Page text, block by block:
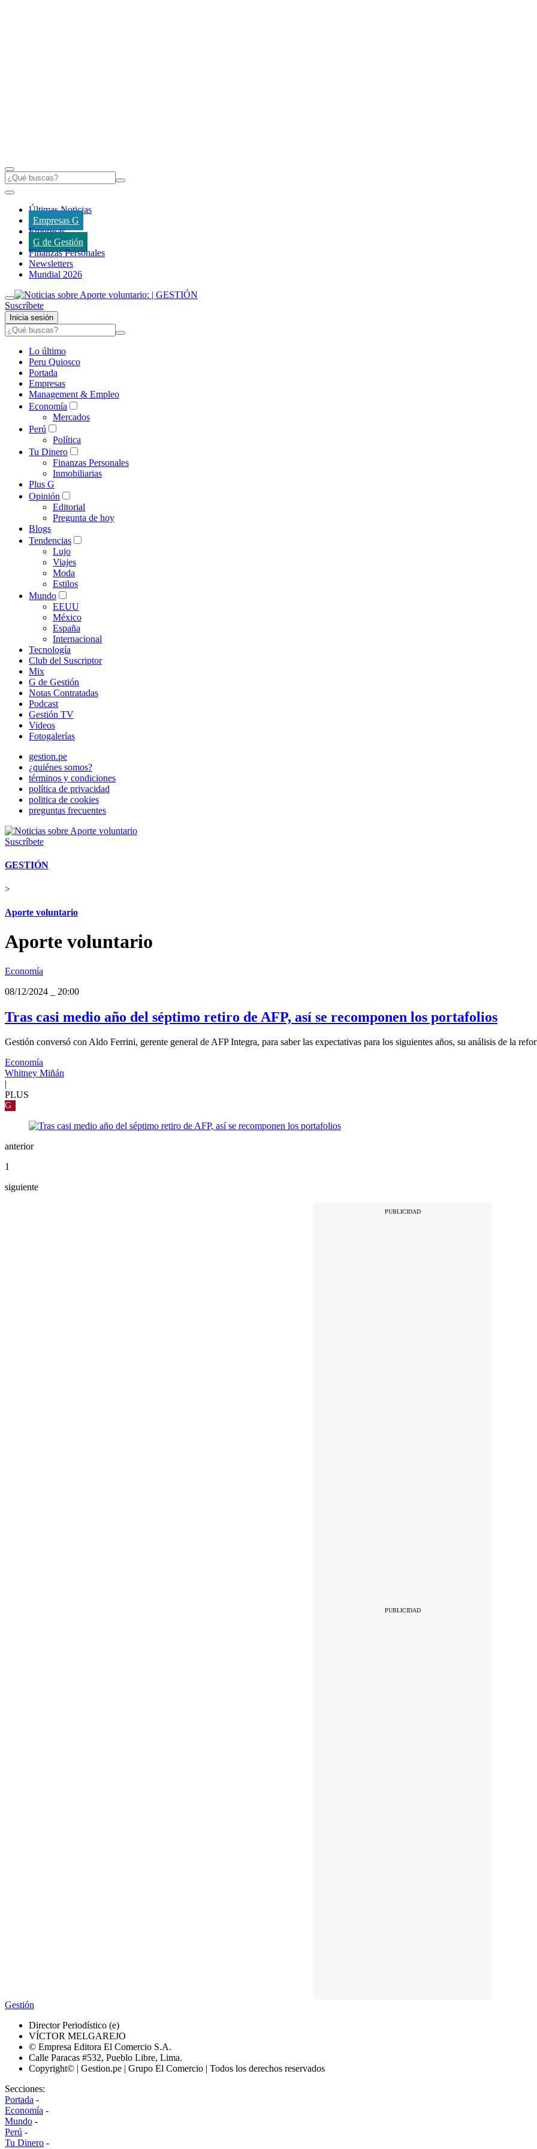
Últimas Noticias
Empresas G
Empresas
G de Gestión
Finanzas Personales
Newsletters
Mundial 2026
Suscríbete
Inicia sesión
Lo último
Peru Quiosco
Portada
Empresas
Management & Empleo
Economía
Mercados
Perú
Política
Tu Dinero
Finanzas Personales
Inmobiliarias
Plus G
Opinión
Editorial
Pregunta de hoy
Blogs
Tendencias
Lujo
Viajes
Moda
Estilos
Mundo
EEUU
México
España
Internacional
Tecnología
Club del Suscriptor
Mix
G de Gestión
Notas Contratadas
Podcast
Gestión TV
Videos
Fotogalerías
gestion.pe
¿quiénes somos?
términos y condiciones
política de privacidad
politica de cookies
preguntas frecuentes
Suscríbete
GESTIÓN
>
Aporte voluntario
Aporte voluntario
Economía
08/12/2024
20:00
Tras casi medio año del séptimo retiro de AFP, así se recomponen los portafolios
Gestión conversó con Aldo Ferrini, gerente general de AFP Integra, para saber las expectativas para los siguientes años, su análisis de la
Economía
Whitney Miñán
PLUS
G
anterior
1
siguiente
Gestión
Director Periodístico (e)
VÍCTOR MELGAREJO
© Empresa Editora El Comercio S.A.
Calle Paracas #532, Pueblo Libre, Lima.
Copyright© | Gestion.pe | Grupo El Comercio | Todos los derechos reservados
Secciones:
Portada -
Economía -
Mundo -
Perú -
Tu Dinero -